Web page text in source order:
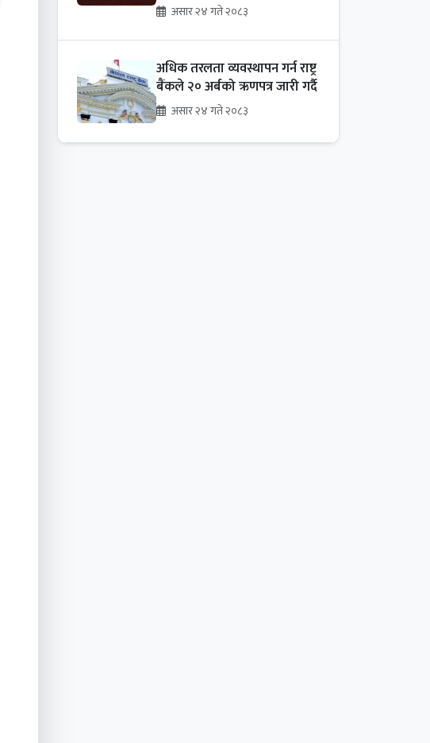
असार २४ गते २०८३
अधिक तरलता व्यवस्थापन गर्न राष्ट्र
बैंकले २० अर्बको ऋणपत्र जारी गर्दै
असार २४ गते २०८३